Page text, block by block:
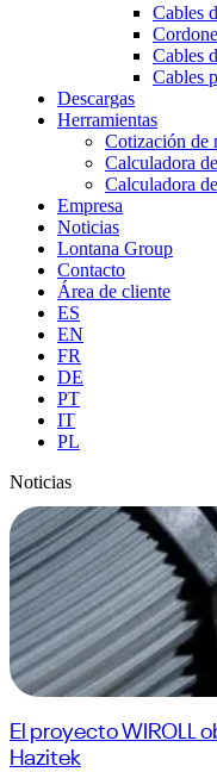
Cables
Cables
Cables
Descargas
Herramientas
Cotización de
Calculadora
Calculadora
Empresa
Noticias
Lontana Group
Contacto
Área de cliente
ES
EN
FR
DE
PT
IT
PL
Noticias
El proyecto WIROLL
Hazitek